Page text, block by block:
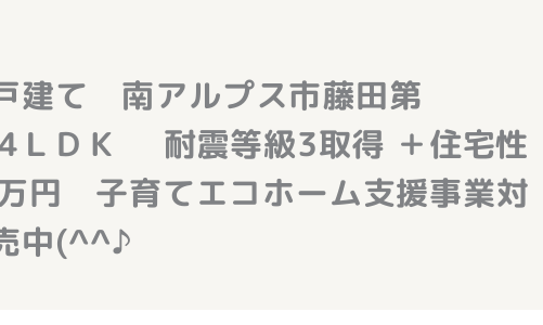
建て 南アルプス市藤田第
耐震等級3取得 ＋住宅性
子育てエコホーム支援事業対
中(^^♪